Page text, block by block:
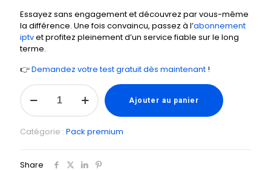
Essayez sans engagement et découvrez par vous-même
la différence. Une fois convaincu, passez à l’abonnement
iptvet profitez pleinement d’un service fiable sur le long
terme.
👉Demandez votre test gratuit dès maintenant !
Ajouter au panier
Catégorie : Pack premium
Share